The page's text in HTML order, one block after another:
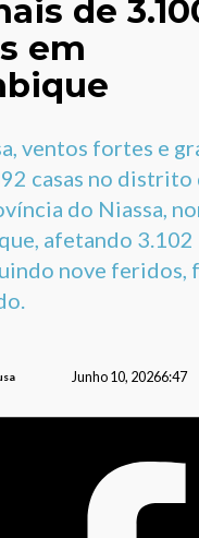
de
em
ventos fortes e
casas no distrito
do Niassa,
afetando 3.102
nove feridos,
Junho 10, 20266:47